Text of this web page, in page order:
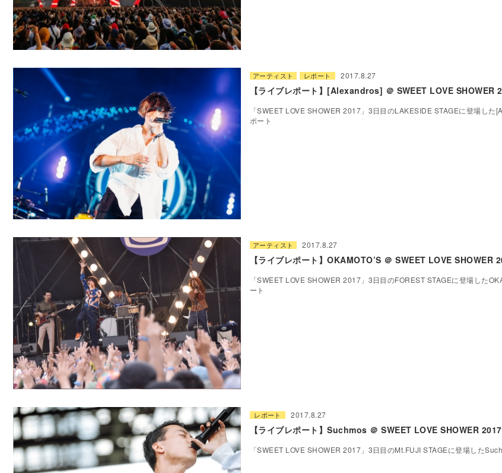
アーティスト レポート 2017.8.27
【ライブレポート】[Alexandros] ＠ SWEET LOVE SHOWER
「SWEET LOVE SHOWER 2017」3日目のLAKESIDE STAGEに登場した
ポート
アーティスト 2017.8.27
【ライブレポート】OKAMOTO’S ＠ SWEET LOVE SHOWER
「SWEET LOVE SHOWER 2017」3日目のFOREST STAGEに登場した
ート
レポート 2017.8.27
【ライブレポート】Suchmos ＠ SWEET LOVE SHOWER 2017
「SWEET LOVE SHOWER 2017」3日目のMt.FUJI STAGEに登場した